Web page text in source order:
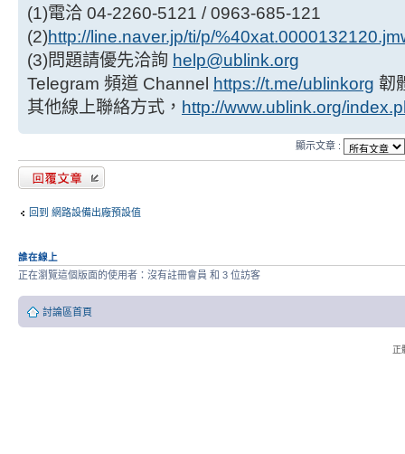
(1)電洽 04-2260-5121 / 0963-685-121
(2)http://line.naver.jp/ti/p/
(3)問題請優先洽詢 help@ublink.org
Telegram 頻道 Channel https://t.me/ublinkorg 韌
其他線上聯絡方式， http://www.ublink.org/
顯示文章 :
發表回覆
回到 網路設備出廠預設值
誰在線上
正在瀏覽這個版面的使用者：沒有註冊會員 和 3 位訪客
討論區首頁
正